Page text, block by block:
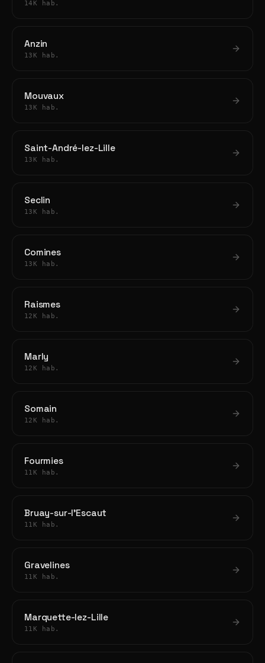
14K hab.
Anzin
13K hab.
Mouvaux
13K hab.
Saint-André-lez-Lille
13K hab.
Seclin
13K hab.
Comines
13K hab.
Raismes
12K hab.
Marly
12K hab.
Somain
12K hab.
Fourmies
11K hab.
Bruay-sur-l'Escaut
11K hab.
Gravelines
11K hab.
Marquette-lez-Lille
11K hab.